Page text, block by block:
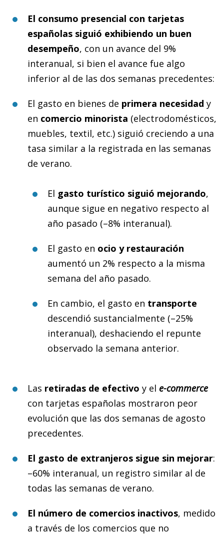
El consumo presencial con tarjetas
españolas siguió exhibiendo un buen
desempeño, con un avance del 9%
interanual, si bien el avance fue algo
inferior al de las dos semanas precedentes:
El gasto en bienes de primera necesidad y
en comercio minorista (electrodomésticos,
muebles, textil, etc.) siguió creciendo a una
tasa similar a la registrada en las semanas
de verano.
El gasto turístico siguió mejorando,
aunque sigue en negativo respecto al
año pasado (–8% interanual).
El gasto en ocio y restauración
aumentó un 2% respecto a la misma
semana del año pasado.
En cambio, el gasto en transporte
descendió sustancialmente (–25%
interanual), deshaciendo el repunte
observado la semana anterior.
Las retiradas de efectivo y el e-commerce
con tarjetas españolas mostraron peor
evolución que las dos semanas de agosto
precedentes.
El gasto de extranjeros sigue sin mejorar:
–60% interanual, un registro similar al de
todas las semanas de verano.
El número de comercios inactivos, medido
a través de los comercios que no